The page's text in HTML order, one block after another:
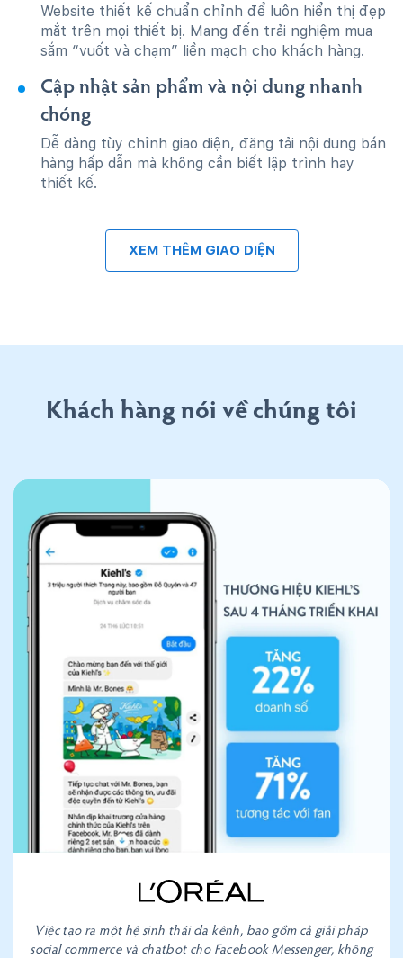
Website thiết kế chuẩn chỉnh để luôn hiển thị đẹp
mắt trên mọi thiết bị. Mang đến trải nghiệm mua
sắm “vuốt và chạm” liền mạch cho khách hàng.
Cập nhật sản phẩm và nội dung nhanh
chóng
Dễ dàng tùy chỉnh giao diện, đăng tải nội dung bán
hàng hấp dẫn mà không cần biết lập trình hay
thiết kế.
XEM THÊM GIAO DIỆN
Khách hàng nói về chúng tôi
Việc tạo ra một hệ sinh thái đa kênh, bao gồm cả giải pháp
social commerce và chatbot cho Facebook Messenger, không